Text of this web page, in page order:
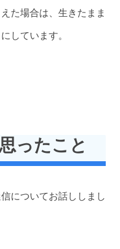
た場合は、生きたまま
しています。
ったこと
についてお話ししまし